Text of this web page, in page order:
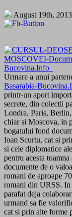
August 19th, 2013
Urmare a unui
Basarabia-
printr-un aport
secrete, din colectii
Londra, Paris,
chiar si Moscova, in
bogatului fond
Ioan Scurtu, cat si
si cele diplomatice
pentru acesta
documente de o
romani de aproape
romani din URSS. In
parafat deja
urmand sa fie
cat si prin alte forme